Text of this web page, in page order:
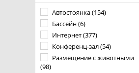
Автостоянка (154)
Бассейн (6)
Интернет (377)
Конференц-зал (54)
Размещение с животными
(98)